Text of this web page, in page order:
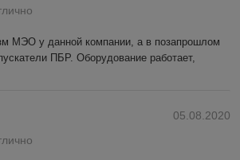
МЭО у данной компании, а в позапрошлом
ПБР. Оборудование работает,
05.08.2020